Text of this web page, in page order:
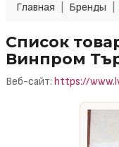
Главная Бренды
Список
Винпром
Веб-сайт: https://